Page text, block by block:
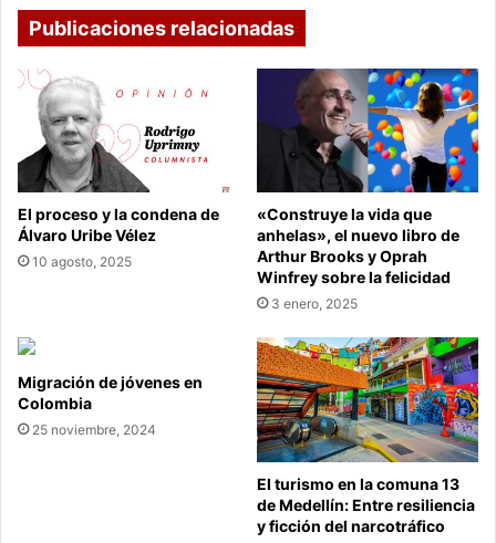
Publicaciones relacionadas
El proceso y la condena de
Álvaro Uribe Vélez
10 agosto, 2025
«Construye la vida que
anhelas», el nuevo libro de
Arthur Brooks y Oprah
Winfrey sobre la felicidad
3 enero, 2025
Migración de jóvenes en
Colombia
25 noviembre, 2024
El turismo en la comuna 13
de Medellín: Entre resiliencia
y ficción del narcotráfico